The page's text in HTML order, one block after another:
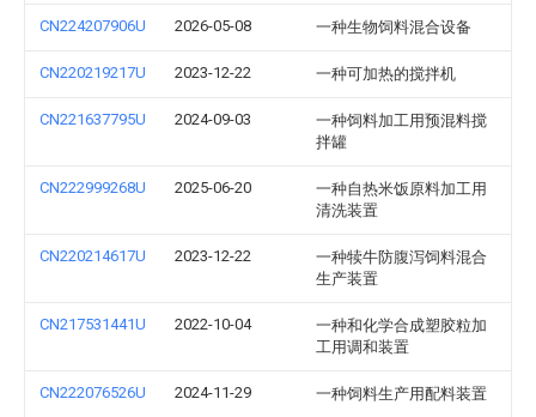
CN224207906U 2026-05-08 一种生物饲料混合设备
CN220219217U 2023-12-22 一种可加热的搅拌机
CN221637795U 2024-09-03
一种饲料加工用预混料搅
拌罐
CN222999268U 2025-06-20
一种自热米饭原料加工用
清洗装置
CN220214617U 2023-12-22
一种犊牛防腹泻饲料混合
生产装置
CN217531441U 2022-10-04
一种和化学合成塑胶粒加
工用调和装置
CN222076526U 2024-11-29 一种饲料生产用配料装置